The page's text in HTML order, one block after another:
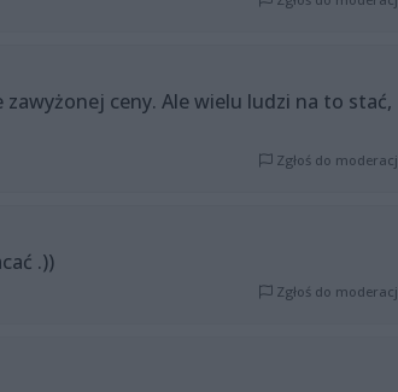
ceny. Ale wielu ludzi na to stać,
Zgłoś do
.))
Zgłoś do